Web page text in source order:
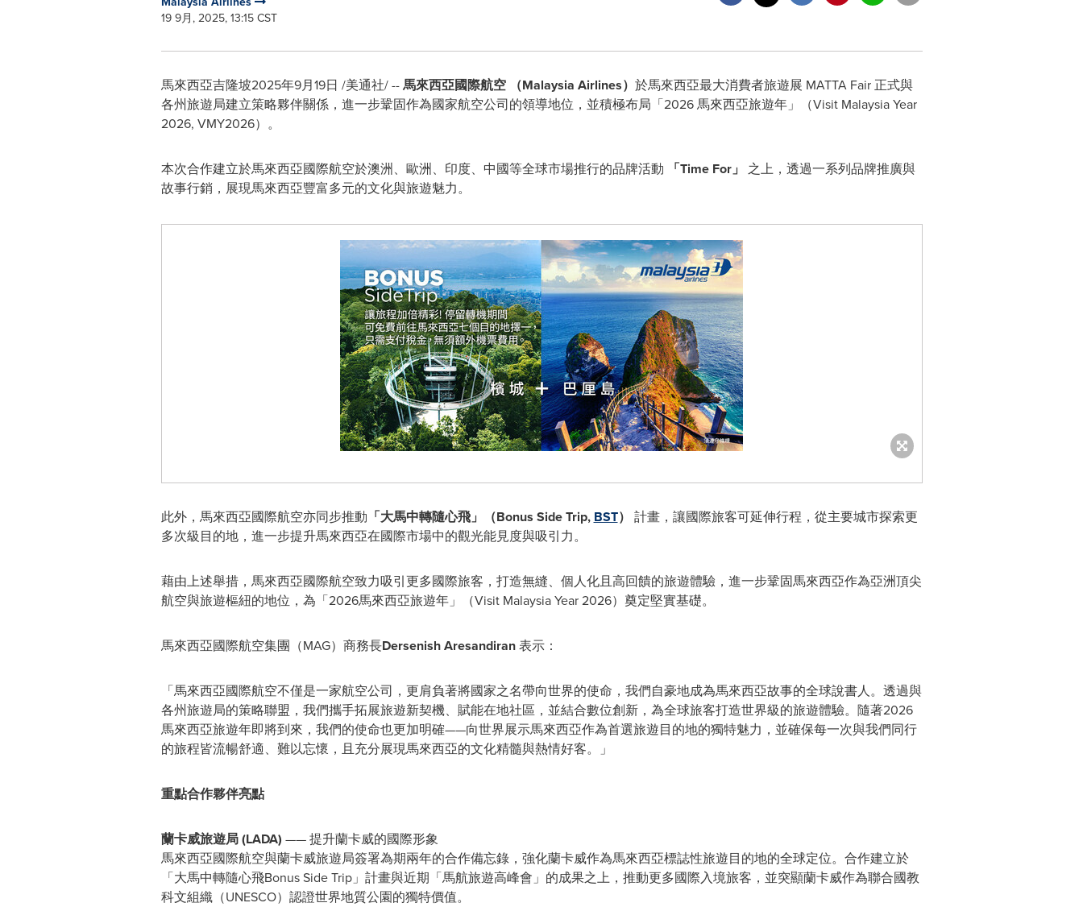
19 9月, 2025, 13:15 CST
馬來西亞吉隆坡2025年9月19日 /美通社/ --馬來西亞國際航空 （Malaysia Airlines） 於馬來西亞最大消費者旅遊展 MATTA Fair 正式與
各州旅遊局建立策略夥伴關係，進一步鞏固作為國家航空公司的領導地位，並積極布局「2026 馬來西亞旅遊年」（Visit Malaysia Year
2026, VMY2026）。
本次合作建立於馬來西亞國際航空於澳洲、歐洲、印度、中國等全球市場推行的品牌活動 「Time For」 之上，透過一系列品牌推廣與
故事行銷，展現馬來西亞豐富多元的文化與旅遊魅力。
此外，馬來西亞國際航空亦同步推動 「大馬中轉隨心飛」（Bonus Side Trip, BST） 計畫，讓國際旅客可延伸行程，從主要城市探索更
多次級目的地，進一步提升馬來西亞在國際市場中的觀光能見度與吸引力。
藉由上述舉措，馬來西亞國際航空致力吸引更多國際旅客，打造無縫、個人化且高回饋的旅遊體驗，進一步鞏固馬來西亞作為亞洲頂尖
航空與旅遊樞紐的地位，為「2026馬來西亞旅遊年」（Visit Malaysia Year 2026）奠定堅實基礎。
馬來西亞國際航空集團（MAG）商務長Dersenish Aresandiran表示：
「馬來西亞國際航空不僅是一家航空公司，更肩負著將國家之名帶向世界的使命，我們自豪地成為馬來西亞故事的全球說書人。透過與
各州旅遊局的策略聯盟，我們攜手拓展旅遊新契機、賦能在地社區，並結合數位創新，為全球旅客打造世界級的旅遊體驗。隨著2026
馬來西亞旅遊年即將到來，我們的使命也更加明確——向世界展示馬來西亞作為首選旅遊目的地的獨特魅力，並確保每一次與我們同行
的旅程皆流暢舒適、難以忘懷，且充分展現馬來西亞的文化精髓與熱情好客。」
重點合作夥伴亮點
蘭卡威旅遊局(LADA) —— 提升蘭卡威的國際形象
馬來西亞國際航空與蘭卡威旅遊局簽署為期兩年的合作備忘錄，強化蘭卡威作為馬來西亞標誌性旅遊目的地的全球定位。合作建立於
「大馬中轉隨心飛Bonus Side Trip」計畫與近期「馬航旅遊高峰會」的成果之上，推動更多國際入境旅客，並突顯蘭卡威作為聯合國教
科文組織（UNESCO）認證世界地質公園的獨特價值。